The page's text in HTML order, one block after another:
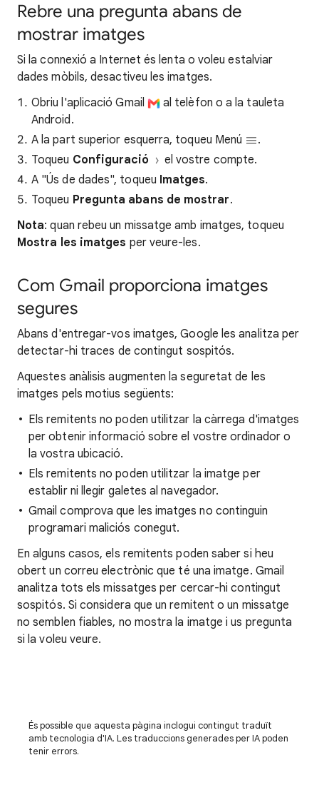
Rebre una pregunta abans de
mostrar imatges
Si la connexió a Internet és lenta o voleu estalviar
dades mòbils, desactiveu les imatges.
Obriu l'aplicació Gmail
al telèfon o a la tauleta
Android.
A la part superior esquerra, toqueu Menú
.
Toqueu Configuració
el vostre compte.
A "Ús de dades", toqueu Imatges.
Toqueu Pregunta abans de mostrar.
Nota: quan rebeu un missatge amb imatges, toqueu
Mostra les imatges per veure-les.
Com Gmail proporciona imatges
segures
Abans d'entregar-vos imatges, Google les analitza per
detectar-hi traces de contingut sospitós.
Aquestes anàlisis augmenten la seguretat de les
imatges pels motius següents:
Els remitents no poden utilitzar la càrrega d'imatges
per obtenir informació sobre el vostre ordinador o
la vostra ubicació.
Els remitents no poden utilitzar la imatge per
establir ni llegir galetes al navegador.
Gmail comprova que les imatges no continguin
programari maliciós conegut.
En alguns casos, els remitents poden saber si heu
obert un correu electrònic que té una imatge. Gmail
analitza tots els missatges per cercar-hi contingut
sospitós. Si considera que un remitent o un missatge
no semblen fiables, no mostra la imatge i us pregunta
si la voleu veure.
És possible que aquesta pàgina inclogui contingut traduït
amb tecnologia d'IA. Les traduccions generades per IA poden
tenir errors.